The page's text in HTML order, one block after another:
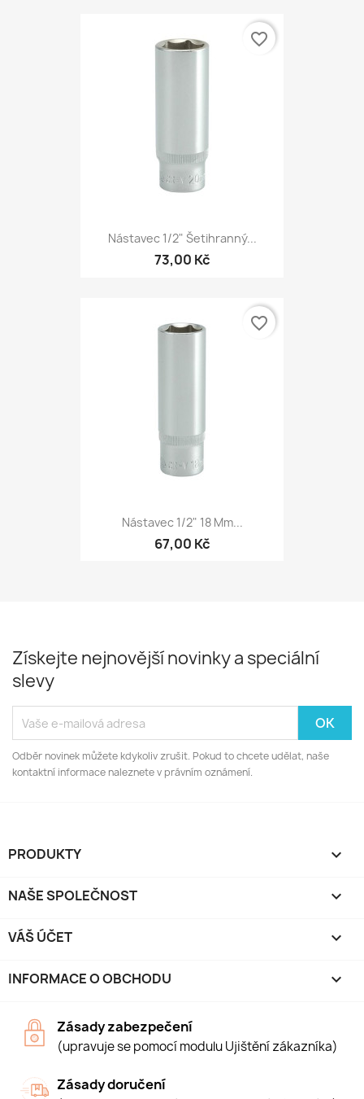
Nástavec 1/2" Šetihranný...
73,00 Kč
favorite_border
Nástavec 1/2" 18 Mm...
67,00 Kč
favorite_border
Získejte nejnovější novinky a speciální
slevy
Odběr novinek můžete kdykoliv zrušit. Pokud to chcete udělat, naše
kontaktní informace naleznete v právním oznámení.
PRODUKTY 
NAŠE SPOLEČNOST 
VÁŠ ÚČET 
INFORMACE O OBCHODU keyboard_arrow_down
Zásady zabezpečení
(upravuje se pomocí modulu Ujištění zákazníka)
Zásady doručení